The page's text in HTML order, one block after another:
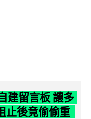
建留言板 讓多
止後竟偷偷重